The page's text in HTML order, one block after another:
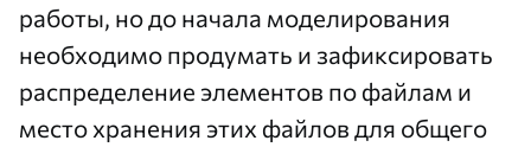
работы, но до начала моделирования
необходимо продумать и зафиксировать
распределение элементов по файлам и
место хранения этих файлов для общего